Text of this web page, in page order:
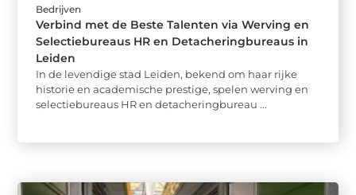
Bedrijven
Verbind met de Beste Talenten via Werving en
Selectiebureaus HR en Detacheringbureaus in
Leiden
In de levendige stad Leiden, bekend om haar rijke
historie en academische prestige, spelen werving en
selectiebureaus HR en detacheringbureau ...